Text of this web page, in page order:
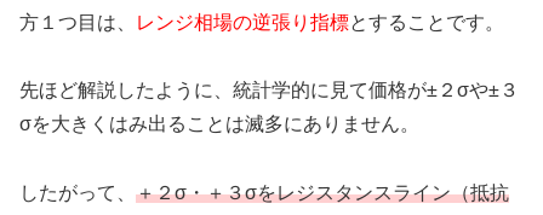
方１つ目は、
レンジ相場の逆張り指標とすることです。
先ほど解説したように、統計学的に見て価格が±２σや±３
σを大きくはみ出ることは滅多にありません。
したがって、 ＋２σ・＋３σをレジスタンスライン（抵抗